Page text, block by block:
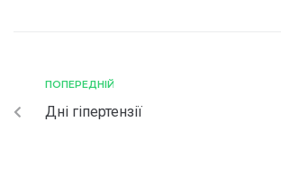
ПОПЕРЕДНІЙ
Дні гіпертензії